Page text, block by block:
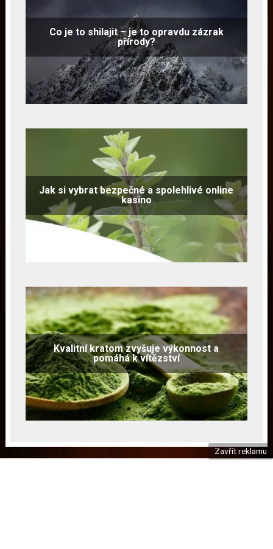
Co je to shilajit – je to opravdu zázrak
přírody?
Jak si vybrat bezpečné a spolehlivé online
kasino
Kvalitní kratom zvyšuje výkonnost a
pomáhá k vítězství
Zavřít reklamu